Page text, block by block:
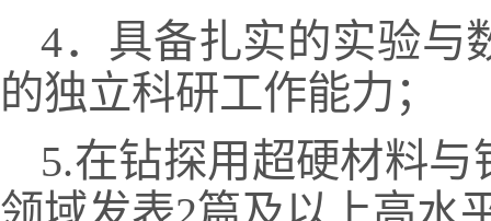
4．具备扎实的实验与
的独立科研工作能力；
5.在钻探用超硬材料